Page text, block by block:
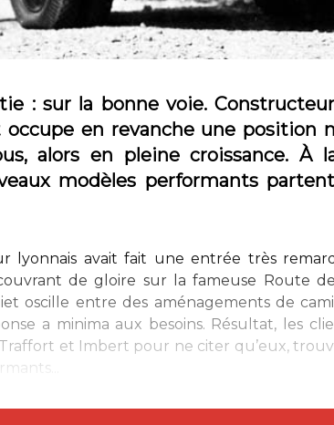
: sur la bonne voie.
occupe en revanche une position
alors en pleine croissance. À
modèles performants
lyonnais avait fait une entrée très
de gloire sur la fameuse Route
oscille entre des aménagements de
a minima aux besoins. Résultat, les
et Imbert pour ne citer qu’eux,